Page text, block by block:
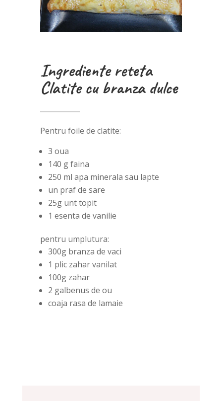
Ingrediente reteta
Clatite cu branza dulce
Pentru foile de clatite:
3 oua
140 g faina
250 ml apa minerala sau lapte
un praf de sare
25g unt topit
1 esenta de vanilie
pentru umplutura:
300g branza de vaci
1 plic zahar vanilat
100g zahar
2 galbenus de ou
coaja rasa de lamaie